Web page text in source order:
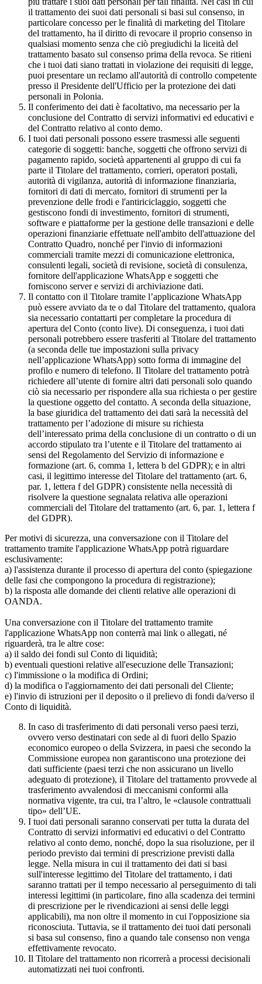
il trattamento dei suoi dati personali si basi sul consenso, in
particolare concesso per le finalità di marketing del Titolare
del trattamento, ha il diritto di revocare il proprio consenso in
qualsiasi momento senza che ciò pregiudichi la liceità del
trattamento basato sul consenso prima della revoca. Se ritieni
che i tuoi dati siano trattati in violazione dei requisiti di legge,
puoi presentare un reclamo all'autorità di controllo competente
presso il Presidente dell'Ufficio per la protezione dei dati
personali in Polonia.
Il conferimento dei dati è facoltativo, ma necessario per la
conclusione del Contratto di servizi informativi ed educativi e
del Contratto relativo al conto demo.
I tuoi dati personali possono essere trasmessi alle seguenti
categorie di soggetti: banche, soggetti che offrono servizi di
pagamento rapido, società appartenenti al gruppo di cui fa
parte il Titolare del trattamento, corrieri, operatori postali,
autorità di vigilanza, autorità di informazione finanziaria,
fornitori di dati di mercato, fornitori di strumenti per la
prevenzione delle frodi e l'antiriciclaggio, soggetti che
gestiscono fondi di investimento, fornitori di strumenti,
software e piattaforme per la gestione delle transazioni e delle
operazioni finanziarie effettuate nell'ambito dell'attuazione del
Contratto Quadro, nonché per l'invio di informazioni
commerciali tramite mezzi di comunicazione elettronica,
consulenti legali, società di revisione, società di consulenza,
fornitore dell'applicazione WhatsApp e soggetti che
forniscono server e servizi di archiviazione dati.
Il contatto con il Titolare tramite l’applicazione WhatsApp
può essere avviato da te o dal Titolare del trattamento, qualora
sia necessario contattarti per completare la procedura di
apertura del Conto (conto live). Di conseguenza, i tuoi dati
personali potrebbero essere trasferiti al Titolare del trattamento
(a seconda delle tue impostazioni sulla privacy
nell’applicazione WhatsApp) sotto forma di immagine del
profilo e numero di telefono. Il Titolare del trattamento potrà
richiedere all’utente di fornire altri dati personali solo quando
ciò sia necessario per rispondere alla sua richiesta o per gestire
la questione oggetto del contatto. A seconda della situazione,
la base giuridica del trattamento dei dati sarà la necessità del
trattamento per l’adozione di misure su richiesta
dell’interessato prima della conclusione di un contratto o di un
accordo stipulato tra l’utente e il Titolare del trattamento ai
sensi del Regolamento del Servizio di informazione e
formazione (art. 6, comma 1, lettera b del GDPR); e in altri
casi, il legittimo interesse del Titolare del trattamento (art. 6,
par. 1, lettera f del GDPR) consistente nella necessità di
risolvere la questione segnalata relativa alle operazioni
commerciali del Titolare del trattamento (art. 6, par. 1, lettera f
del GDPR).
Per motivi di sicurezza, una conversazione con il Titolare del
trattamento tramite l'applicazione WhatsApp potrà riguardare
esclusivamente:
a) l'assistenza durante il processo di apertura del conto (spiegazione
delle fasi che compongono la procedura di registrazione);
b) la risposta alle domande dei clienti relative alle operazioni di
OANDA.
Una conversazione con il Titolare del trattamento tramite
l'applicazione WhatsApp non conterrà mai link o allegati, né
riguarderà, tra le altre cose:
a) il saldo dei fondi sul Conto di liquidità;
b) eventuali questioni relative all'esecuzione delle Transazioni;
c) l'immissione o la modifica di Ordini;
d) la modifica o l'aggiornamento dei dati personali del Cliente;
e) l'invio di istruzioni per il deposito o il prelievo di fondi da/verso il
Conto di liquidità.
In caso di trasferimento di dati personali verso paesi terzi,
ovvero verso destinatari con sede al di fuori dello Spazio
economico europeo o della Svizzera, in paesi che secondo la
Commissione europea non garantiscono una protezione dei
dati sufficiente (paesi terzi che non assicurano un livello
adeguato di protezione), il Titolare del trattamento provvede al
trasferimento avvalendosi di meccanismi conformi alla
normativa vigente, tra cui, tra l’altro, le «clausole contrattuali
tipo» dell’UE.
I tuoi dati personali saranno conservati per tutta la durata del
Contratto di servizi informativi ed educativi o del Contratto
relativo al conto demo, nonché, dopo la sua risoluzione, per il
periodo previsto dai termini di prescrizione previsti dalla
legge. Nella misura in cui il trattamento dei dati si basi
sull'interesse legittimo del Titolare del trattamento, i dati
saranno trattati per il tempo necessario al perseguimento di tali
interessi legittimi (in particolare, fino alla scadenza dei termini
di prescrizione per le rivendicazioni ai sensi delle leggi
applicabili), ma non oltre il momento in cui l'opposizione sia
riconosciuta. Tuttavia, se il trattamento dei tuoi dati personali
si basa sul consenso, fino a quando tale consenso non venga
effettivamente revocato.
Il Titolare del trattamento non ricorrerà a processi decisionali
automatizzati nei tuoi confronti.